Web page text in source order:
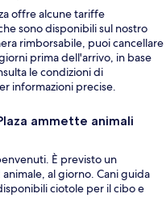
offre alcune tariffe
sono disponibili sul nostro
rimborsabile, puoi cancellare
prima dell'arrivo, in base
le condizioni di
informazioni precise.
ammette animali
È previsto un
al giorno. Cani guida
ciotole per il cibo e